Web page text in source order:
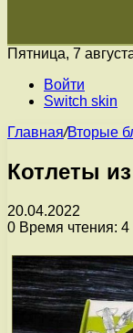
Пятница, 7
Войти
Switch skin
Главная/Вторые
Котлеты
20.04.2022
0 Время чтения: 4